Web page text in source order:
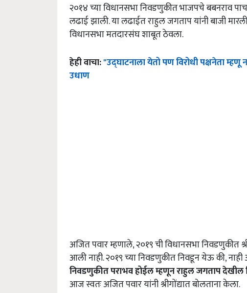
२०१४ च्या विधानसभा निवडणुकीत भाजपचे बबनराव
लढाई झाली. या लढाईत राहुल जगताप यांनी बाजी
विधानसभा मतदारसंघ शाबूत ठेवला.
हेही वाचा:"उद्घाटनाला येतो पण विरोधी पक्षनेता
उधाण
अजित पवार म्हणाले, २०१९ ची विधानसभा निवडणुकीत
आली नाही. २०१९ च्या निवडणुकीत निवडून येऊ की,
निवडणुकीत पराभव होईल म्हणून राहुल जगताप देखील
आज स्वतः अजित पवार यांनी श्रीगोंद्यात बोलताना केला.